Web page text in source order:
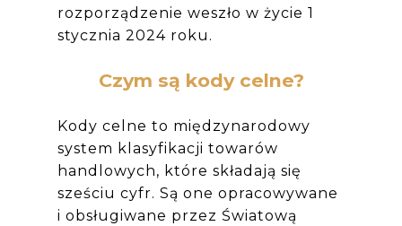
rozporządzenie weszło w życie 1
stycznia 2024 roku.
Czym są kody celne?
Kody celne to międzynarodowy
system klasyfikacji towarów
handlowych, które składają się
sześciu cyfr. Są one opracowywane
i obsługiwane przez Światową